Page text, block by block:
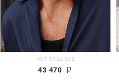
нет отзывов
43 470